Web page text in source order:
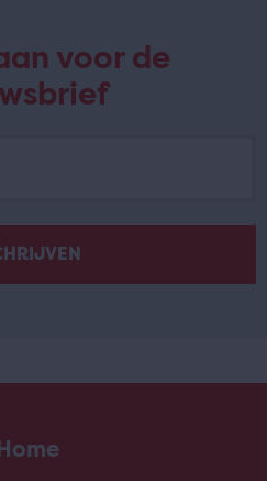
voor de
Home